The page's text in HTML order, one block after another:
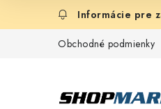
Obchodné podmienky